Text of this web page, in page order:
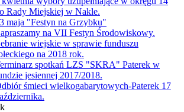
Rady Miejskiej w Nakle.
maja "Festyn na Grzybku"
na VII Festyn Środowiskowy.
wiejskie w sprawie funduszu
na 2018 rok.
spotkań LZS "SKRA" Paterek w
jesiennej 2017/2018.
śmieci wielkogabarytowych-Paterek 17